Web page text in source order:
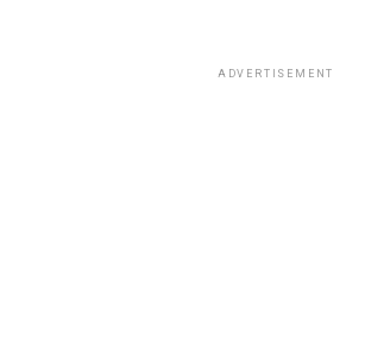
ADVERTISEMENT